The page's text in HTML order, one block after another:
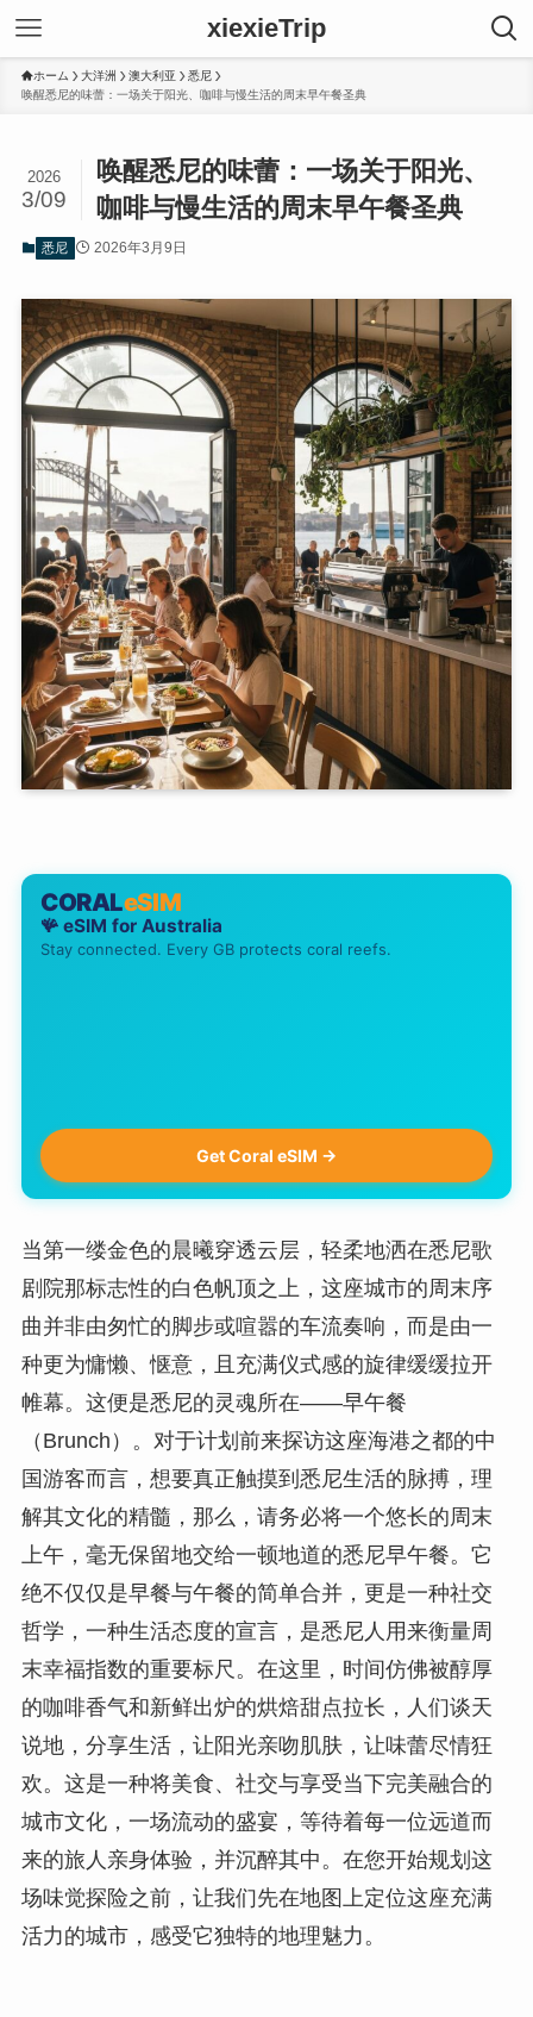
xiexieTrip
ホーム 大洋洲 澳大利亚
悉尼
唤醒悉尼的味蕾：一场关于阳光、咖啡与慢生活的周末早午餐圣典
唤醒悉尼的味蕾：一场关于阳光、
咖啡与慢生活的周末早午餐圣典
2026
3/09
悉尼 2026年3月9日
CORALeSIM
🪸 eSIM for Australia
Stay connected. Every GB protects coral reefs.
Get Coral eSIM →
当第一缕金色的晨曦穿透云层，轻柔地洒在悉尼歌
剧院那标志性的白色帆顶之上，这座城市的周末序
曲并非由匆忙的脚步或喧嚣的车流奏响，而是由一
种更为慵懒、惬意，且充满仪式感的旋律缓缓拉开
帷幕。这便是悉尼的灵魂所在——早午餐
（Brunch）。对于计划前来探访这座海港之都的中
国游客而言，想要真正触摸到悉尼生活的脉搏，理
解其文化的精髓，那么，请务必将一个悠长的周末
上午，毫无保留地交给一顿地道的悉尼早午餐。它
绝不仅仅是早餐与午餐的简单合并，更是一种社交
哲学，一种生活态度的宣言，是悉尼人用来衡量周
末幸福指数的重要标尺。在这里，时间仿佛被醇厚
的咖啡香气和新鲜出炉的烘焙甜点拉长，人们谈天
说地，分享生活，让阳光亲吻肌肤，让味蕾尽情狂
欢。这是一种将美食、社交与享受当下完美融合的
城市文化，一场流动的盛宴，等待着每一位远道而
来的旅人亲身体验，并沉醉其中。在您开始规划这
场味觉探险之前，让我们先在地图上定位这座充满
活力的城市，感受它独特的地理魅力。